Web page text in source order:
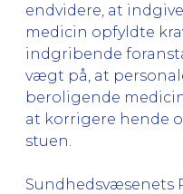
endvidere, at
medicin opfyldte
indgribende
vægt på, at
beroligende
at korrigere hende
stuen.
Sundhedsvæsenets